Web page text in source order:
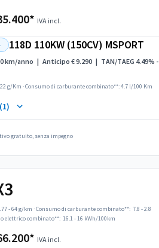
IVA incl.
118D 110KW (150CV) MSPORT
km/anno | Anticipo € 9.290 | TAN/TAEG 4.49% -
g/Km ·Consumo di carburante combinato**: 4.7 l/100 Km
gratuito, senza impegno
- 64 g/km ·Consumo di carburante combinato**: 7.8 - 2.8
elettrico combinato**: 16.1 - 16 kWh/100km
IVA incl.